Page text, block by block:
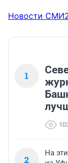
Новости
1
2
На